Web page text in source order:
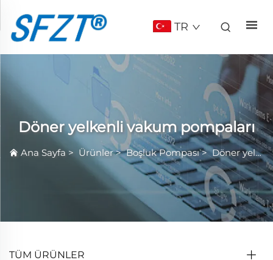
TR
Döner yelkenli vakum pompaları
Ana Sayfa> Ürünler>Boşluk Pompası>Döner yelkenli vakum pompaları
TÜM ÜRÜNLER